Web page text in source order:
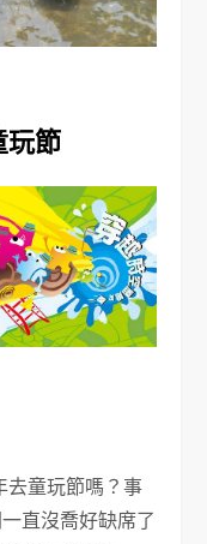
玩節
去童玩節嗎？事
直沒喬好缺席了